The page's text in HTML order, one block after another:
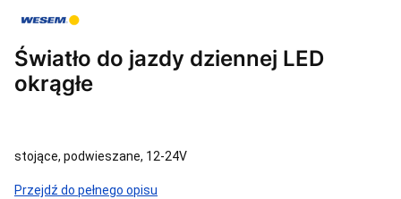
Światło do jazdy dziennej LED
okrągłe
stojące, podwieszane, 12-24V
Przejdź do pełnego opisu